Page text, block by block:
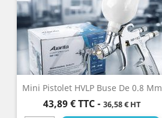
Mini Pistolet HVLP Buse De 0.8 Mm
Prix
43,89 € TTC- 36,58 € HT